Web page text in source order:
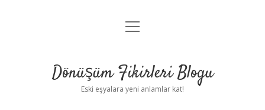
Anasayfa
Yasal Uyarı
menüyü
Dönüşüm Fikirleri Blogu
Eski eşyalara yeni anlamlar kat!